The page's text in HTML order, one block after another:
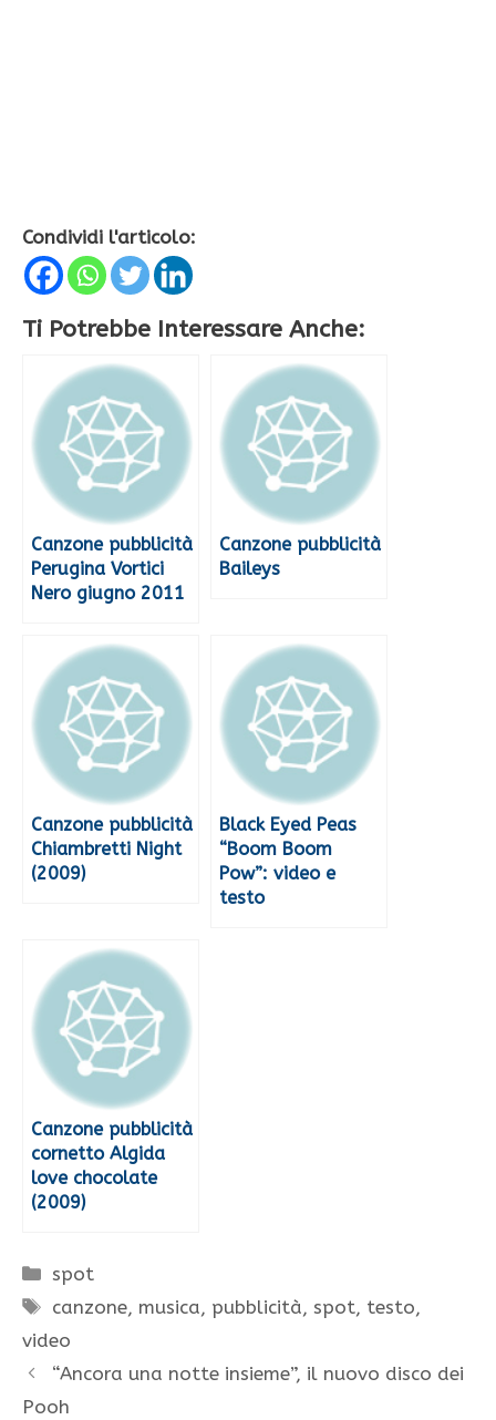
Condividi l'articolo:
Ti Potrebbe Interessare Anche:
Canzone pubblicità
Perugina Vortici
Nero giugno 2011
Canzone pubblicità
Baileys
Canzone pubblicità
Chiambretti Night
(2009)
Black Eyed Peas
“Boom Boom
Pow”: video e
testo
Canzone pubblicità
cornetto Algida
love chocolate
(2009)
Categorie
spot
Tag
canzone, musica, pubblicità,spot, testo,
video
“Ancora una notte insieme”, il nuovo disco dei
Pooh